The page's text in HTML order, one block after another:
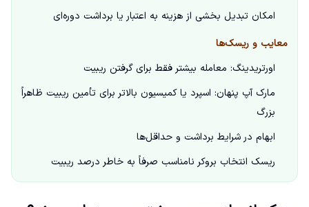
امکان تبدیل بخشی از هزینه به اعتبار یا برداشت دوره‌ای
معایب و ریسک‌ها
اورتریدینگ: معامله بیشتر فقط برای گرفتن ریبیت
مارک آپ پنهان: اسپرد یا کمیسیون بالاتر برای تأمین ریبیت ظاهراً
بزرگ
ابهام در شرایط برداشت و حداقل‌ها
ریسک انتخاب بروکر نامناسب صرفاً به خاطر درصد ریبیت